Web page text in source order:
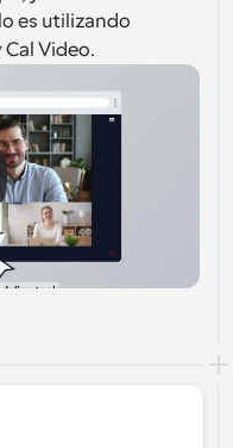
es utilizando
Video.